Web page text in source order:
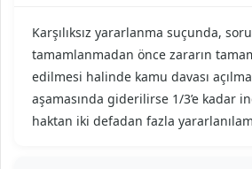
Karşılıksız yararlanma suçunda,
tamamlanmadan önce zararın
edilmesi halinde kamu davası
aşamasında giderilirse 1/3’e kadar
haktan iki defadan fazla